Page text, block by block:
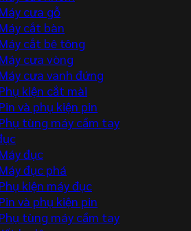
Máy cưa gỗ
Máy cắt bàn
Máy cắt bê tông
Máy cưa vòng
Máy cưa vanh đứng
Phụ kiện cắt mài
Pin và phụ kiện pin
Phụ tùng máy cầm tay
Máy đục
Máy đục phá
Phụ kiện máy đục
Pin và phụ kiện pin
Phụ tùng máy cầm tay